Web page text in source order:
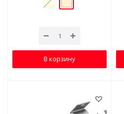
В корзину